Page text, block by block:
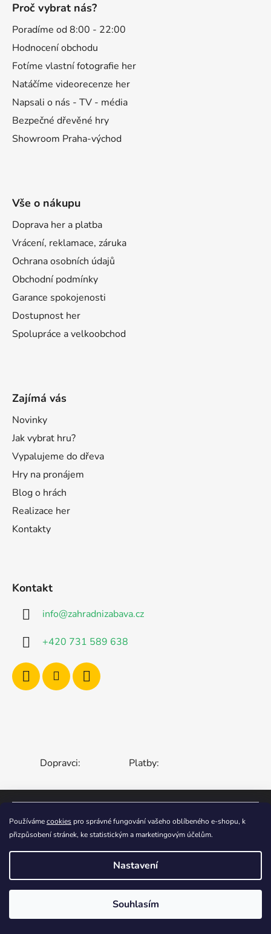
Používámecookies pro správné fungování vašeho oblíbeného e-shopu, k
přizpůsobení stránek, ke statistickým a marketingovým účelům.
Nastavení
Souhlasím
Proč vybrat nás?
Poradíme od 8:00 - 22:00
Hodnocení obchodu
Fotíme vlastní fotografie her
Natáčíme videorecenze her
Napsali o nás - TV - média
Bezpečné dřevěné hry
Showroom Praha-východ
Vše o nákupu
Doprava her a platba
Vrácení, reklamace, záruka
Ochrana osobních údajů
Obchodní podmínky
Garance spokojenosti
Dostupnost her
Spolupráce a velkoobchod
Zajímá vás
Novinky
Jak vybrat hru?
Vypalujeme do dřeva
Hry na pronájem
Blog o hrách
Realizace her
Kontakty
Kontakt
info@zahradnizabava.cz
+420 731 589 638
Dopravci: Platby:
ČESKÁ REPUBLIKA
SLOVENSKO
MAĎARSKO
RUMUNSKO
POLSKO
EVROPSKÁ UNIE
Vytvořil Shoptet
Copyright 2006-2026STOA-Zahradní Zábava
Všechna práva vyhrazena.